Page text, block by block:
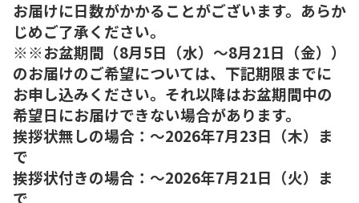
お届けに日数がかかることがございます。あらか
じめご了承ください。
※※お盆期間（8月5日（水）～8月21日（金））
のお届けのご希望については、下記期限までに
お申し込みください。それ以降はお盆期間中の
希望日にお届けできない場合があります。
挨拶状無しの場合：～2026年7月23日（木）ま
で
挨拶状付きの場合：～2026年7月21日（火）ま
で